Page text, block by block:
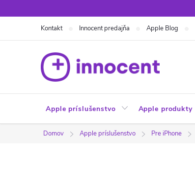
na
Kontakt Innocent predajňa Apple Blog
Apple príslušenstvo Apple produkty
Domov Apple príslušenstvo Pre iPhone